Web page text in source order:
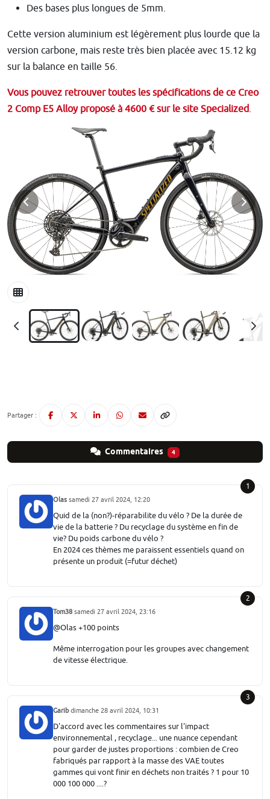
Des bases plus longues de 5mm.
Cette version aluminium est légèrement plus lourde que la
version carbone, mais reste très bien placée avec 15.12 kg
sur la balance en taille 56.
Vous pouvez retrouver toutes les spécifications de ce Creo
2 Comp E5 Alloy proposé à 4600 € sur le site Specialized.
Partager :
Commentaires 4
1
Olas samedi 27 avril 2024, 12:20
Quid de la (non?)-réparabilite du vélo ? De la durée de
vie de la batterie ? Du recyclage du système en fin de
vie? Du poids carbone du vélo ?
En 2024 ces thèmes me paraissent essentiels quand on
présente un produit (=futur déchet)
2
Tom38 samedi 27 avril 2024, 23:16
@Olas +100 points
Même interrogation pour les groupes avec changement
de vitesse électrique.
3
Garibdimanche 28 avril 2024, 10:31
D'accord avec les commentaires sur l'impact
environnemental , recyclage... une nuance cependant
pour garder de justes proportions : combien de Creo
fabriqués par rapport à la masse des VAE toutes
gammes qui vont finir en déchets non traités ? 1 pour 10
000 100 000 ....?